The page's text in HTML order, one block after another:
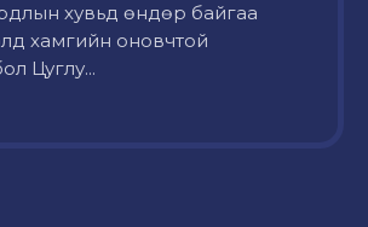
хувьд өндөр байгаа
хамгийн оновчтой
Цуглу...